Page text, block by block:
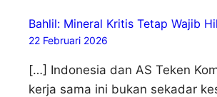
Bahlil: Mineral Kritis Tetap Wajib
22 Februari 2026
[…] Indonesia dan AS Teken
kerja sama ini bukan sekadar